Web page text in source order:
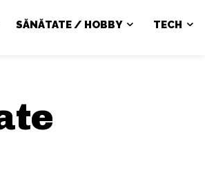
SĂNĂTATE / HOBBY TECH